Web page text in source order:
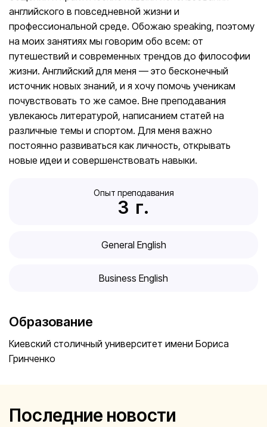
английского в повседневной жизни и
профессиональной среде. Обожаю speaking, поэтому
на моих занятиях мы говорим обо всем: от
путешествий и современных трендов до философии
жизни. Английский для меня — это бесконечный
источник новых знаний, и я хочу помочь ученикам
почувствовать то же самое. Вне преподавания
увлекаюсь литературой, написанием статей на
различные темы и спортом. Для меня важно
постоянно развиваться как личность, открывать
новые идеи и совершенствовать навыки.
Опыт преподавания
3
  г.
General English
Business English
Образование
Киевский столичный университет имени Бориса
Гринченко
Последние новости